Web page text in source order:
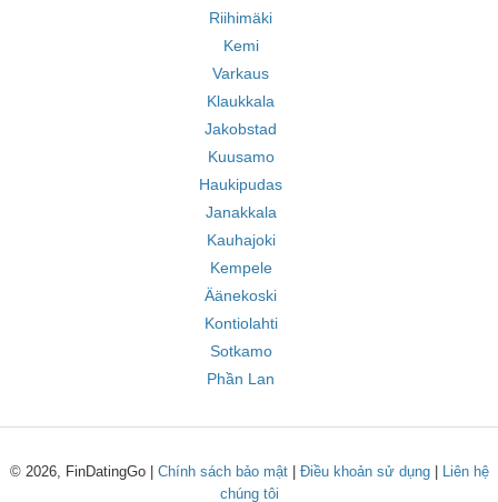
Riihimäki
Kemi
Varkaus
Klaukkala
Jakobstad
Kuusamo
Haukipudas
Janakkala
Kauhajoki
Kempele
Äänekoski
Kontiolahti
Sotkamo
Phần Lan
© 2026, FinDatingGo | Chính sách bảo mật| Điều khoản sử dụng|
Liên hệ
chúng tôi